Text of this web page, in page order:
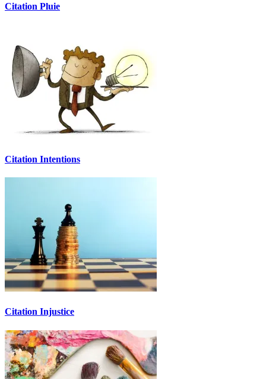
Citation Pluie
Citation Intentions
Citation Injustice